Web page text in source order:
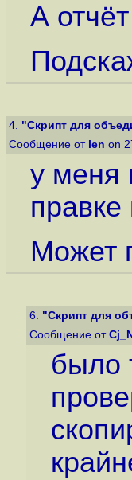
А
4. "Скрипт для
Сообщение от len on
у меня
Может
6. "Скрипт для
Сообщение от
было